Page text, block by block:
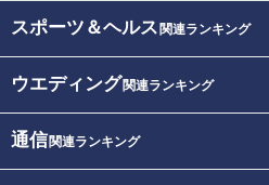
スポーツ＆ヘルス 関連ランキング
ウエディング関連ランキング
通信関連ランキング